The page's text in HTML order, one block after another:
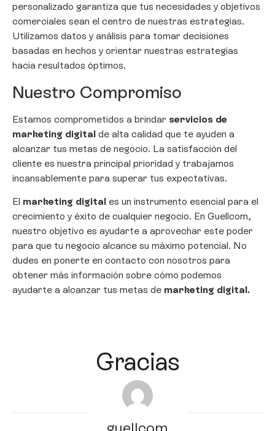
personalizado garantiza que tus necesidades y objetivos
comerciales sean el centro de nuestras estrategias.
Utilizamos datos y análisis para tomar decisiones
basadas en hechos y orientar nuestras estrategias
hacia resultados óptimos.
Nuestro Compromiso
Estamos comprometidos a brindar servicios de
marketing digital de alta calidad que te ayuden a
alcanzar tus metas de negocio. La satisfacción del
cliente es nuestra principal prioridad y trabajamos
incansablemente para superar tus expectativas.
El marketing digital es un instrumento esencial para el
crecimiento y éxito de cualquier negocio. En Guellcom,
nuestro objetivo es ayudarte a aprovechar este poder
para que tu negocio alcance su máximo potencial. No
dudes en ponerte en contacto con nosotros para
obtener más información sobre cómo podemos
ayudarte a alcanzar tus metas de marketing digital.
Gracias
guellcom